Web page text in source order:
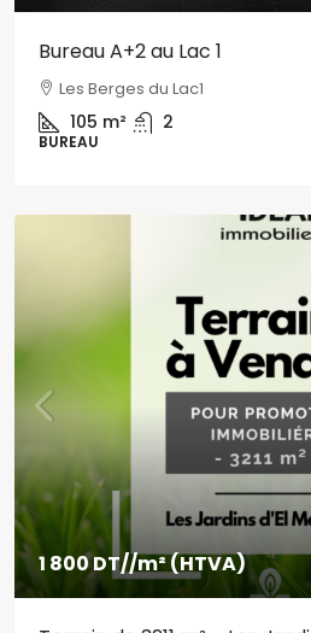
Bureau A+2 au Lac 1
Les Berges du Lac1
105 m² 2
BUREAU
1 800 DT//m² (HTVA)